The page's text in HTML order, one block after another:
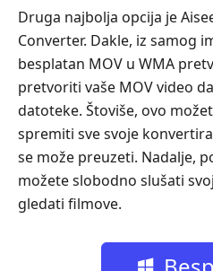
Druga najbolja opcija je
Converter. Dakle, iz samog
besplatan MOV u WMA
pretvoriti vaše MOV video
datoteke. Štoviše, ovo
spremiti sve svoje
se može preuzeti. Nadalje,
možete slobodno slušati
gledati filmove.